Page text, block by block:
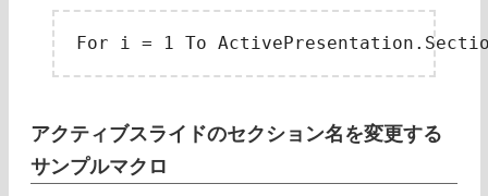
アクティブスライドのセクション名を変更する
サンプルマクロ